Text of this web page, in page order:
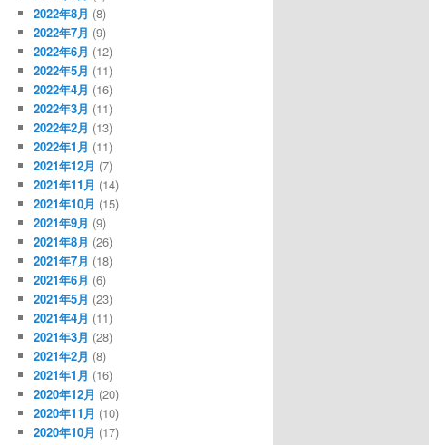
2022年8月 (8)
2022年7月 (9)
2022年6月 (12)
2022年5月 (11)
2022年4月 (16)
2022年3月 (11)
2022年2月 (13)
2022年1月 (11)
2021年12月 (7)
2021年11月 (14)
2021年10月 (15)
2021年9月 (9)
2021年8月 (26)
2021年7月 (18)
2021年6月 (6)
2021年5月 (23)
2021年4月 (11)
2021年3月 (28)
2021年2月 (8)
2021年1月 (16)
2020年12月 (20)
2020年11月 (10)
2020年10月 (17)